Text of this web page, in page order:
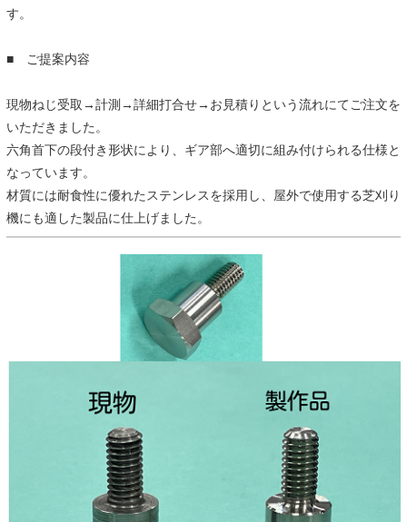
す。
■ ご提案内容
現物ねじ受取→計測→詳細打合せ→お見積りという流れにてご注文を
いただきました。
六角首下の段付き形状により、ギア部へ適切に組み付けられる仕様と
なっています。
材質には耐食性に優れたステンレスを採用し、屋外で使用する芝刈り
機にも適した製品に仕上げました。